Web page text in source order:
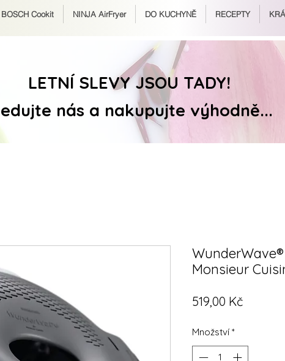
BOSCH Cookit NINJA AirFryer DO KUCHYNĚ RECEPTY
LETNÍ SLEVY JSOU TADY!
nás a nakupujte výhodně...
Monsieur
519,00 KčCena
Množství *